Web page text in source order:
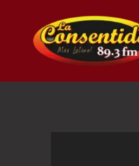
contenido